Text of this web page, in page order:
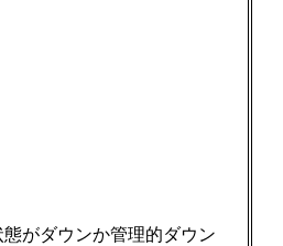
がダウンか管理的ダウン